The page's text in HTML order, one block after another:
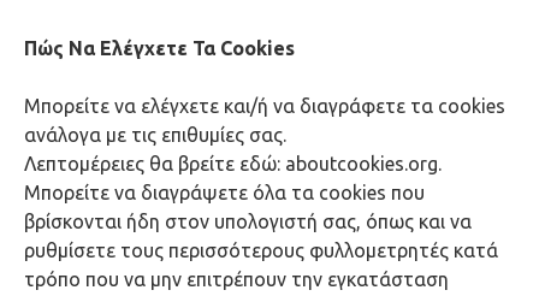
Πώς Να Ελέγχετε Τα Cookies
Μπορείτε να ελέγχετε και/ή να διαγράφετε τα cookies
ανάλογα με τις επιθυμίες σας.
Λεπτομέρειες θα βρείτε εδώ: aboutcookies.org.
Μπορείτε να διαγράψετε όλα τα cookies που
βρίσκονται ήδη στον υπολογιστή σας, όπως και να
ρυθμίσετε τους περισσότερους φυλλομετρητές κατά
τρόπο που να μην επιτρέπουν την εγκατάσταση